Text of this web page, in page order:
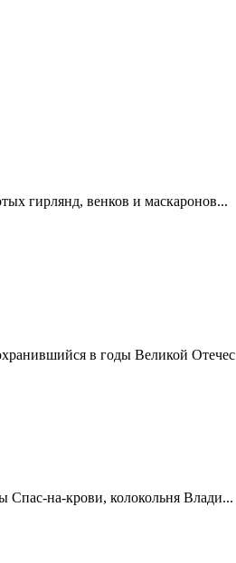
гирлянд, венков и маскаронов...
в годы Великой
Спас-на-крови, колокольня Влади...